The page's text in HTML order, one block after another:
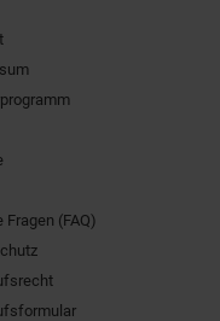
Fragen (FAQ)